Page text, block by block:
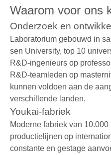
Waarom voor ons
Onderzoek en
Laboratorium gebouwd in
sen University, top 10
R&D-ingenieurs op
R&D-teamleden op
kunnen voldoen aan de
verschillende landen.
Youkai-fabriek
Moderne fabriek van
productielijnen op
constante en gestage